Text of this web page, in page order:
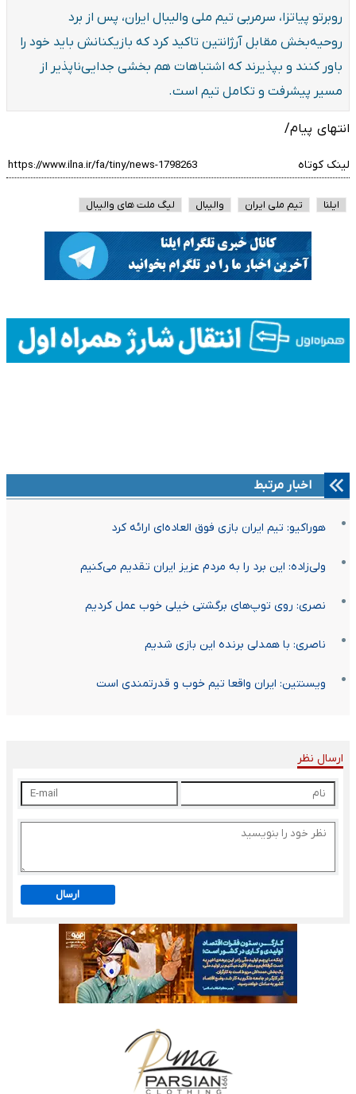
روبرتو پیاتزا، سرمربی تیم ملی والیبال ایران، پس از برد
روحیه‌بخش مقابل آرژانتین تاکید کرد که بازیکنانش باید خود را
باور کنند و بپذیرند که اشتباهات هم بخشی جدایی‌ناپذیر از
مسیر پیشرفت و تکامل تیم است.
انتهای پیام/
لینک کوتاه
ایلنا تیم ملی ایران والیبال لیگ ملت های والیبال
اخبار مرتبط
هوراکیو: تیم ایران بازی فوق العاده‌ای ارائه کرد
ولی‌زاده: این برد را به مردم عزیز ایران تقدیم می‌کنیم
نصری: روی توپ‌های برگشتی خیلی خوب عمل کردیم
‌ناصری: با همدلی برنده این بازی شدیم
ویسنتین: ایران واقعا تیم خوب و قدرتمندی است
ارسال نظر
ارسال